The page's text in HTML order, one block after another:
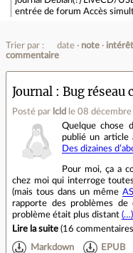
entrée de forum Accès
Trier par : date note intérêt
commentaire
Journal Bug réseau
Posté par lcld le 08
Quelque chose
publié un article
Des dizaines
Pour moi, ça a
chez moi qui interroge
(mais tous dans un mêmeAS
rapporte des problèmes de
problème était plus distant (…)
Lire la suite (16 commentaires
Markdown EPUB